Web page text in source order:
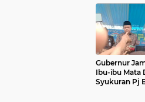
Gubernur
Ibu-ibu Mata
Syukuran Pj